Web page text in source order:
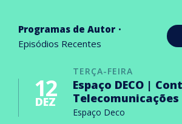
Programas de Autor
Episódios Recentes
TERÇA-FEIRA
12
DEZ
Espaço DECO |
Telecomunicações
Espaço Deco